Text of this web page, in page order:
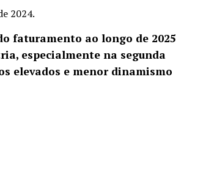
2024.
faturamento ao longo de 2025
especialmente na segunda
elevados e menor dinamismo